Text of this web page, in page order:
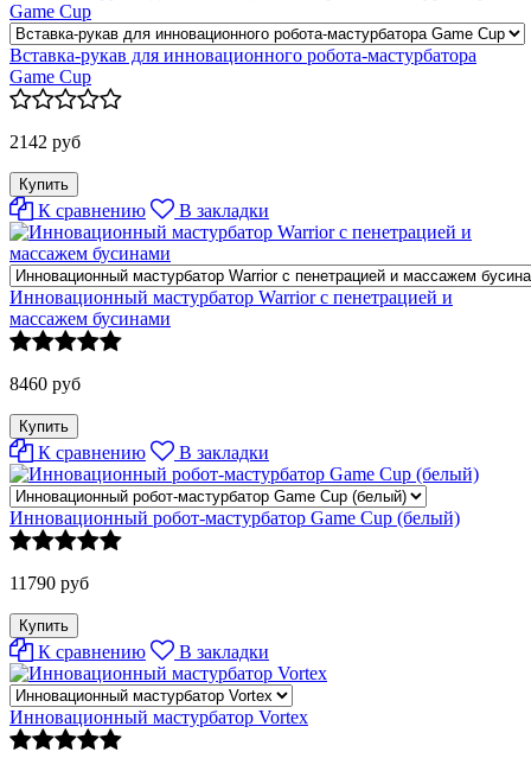
Вставка-рукав для инновационного робота-мастурбатора
Game Cup
2142 руб
К сравнению В закладки
Инновационный мастурбатор Warrior с пенетрацией и
массажем бусинами
8460 руб
К сравнению В закладки
Инновационный робот-мастурбатор Game Cup (белый)
11790 руб
К сравнению В закладки
Инновационный мастурбатор Vortex